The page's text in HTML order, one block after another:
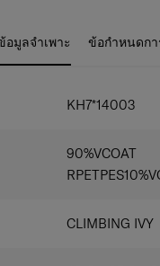
“Responsible
ข้ากับคันชักกระเป๋าเดิน
อย่างครบครัน และช่องแ
รถเก็บซ่อนได้ พร้อมกระ
อมูลจำเพาะ ข้อกำหนดกา
KH7*14003
90%VCOAT
CLIMBING IVY